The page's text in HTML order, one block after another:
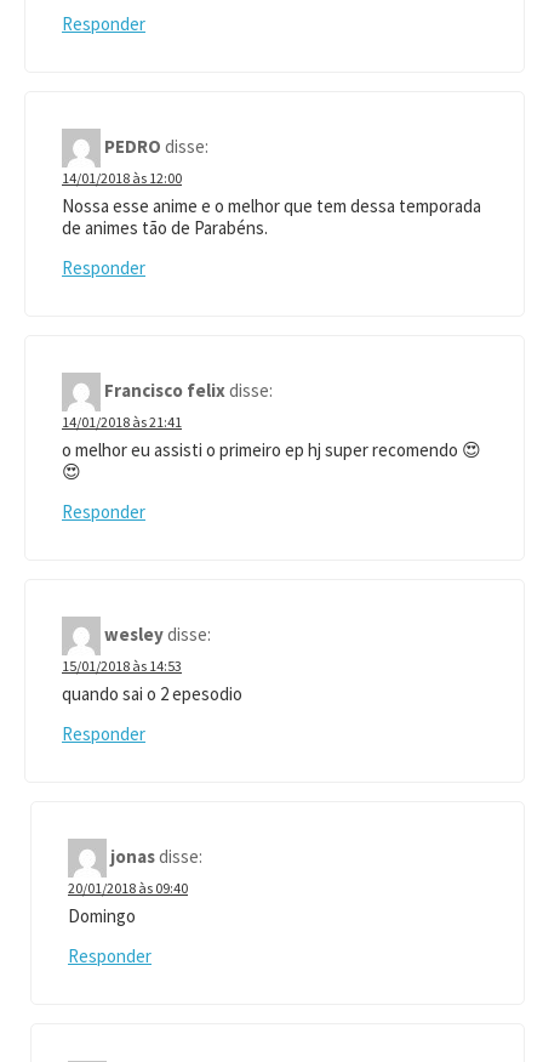
Responder
PEDRO disse:
14/01/2018 às 12:00
Nossa esse anime e o melhor que tem dessa temporada
de animes tão de Parabéns.
Responder
Francisco felix disse:
14/01/2018 às 21:41
o melhor eu assisti o primeiro ep hj super recomendo 😍
😍
Responder
wesleydisse:
15/01/2018 às 14:53
quando sai o 2 epesodio
Responder
jonasdisse:
20/01/2018 às 09:40
Domingo
Responder